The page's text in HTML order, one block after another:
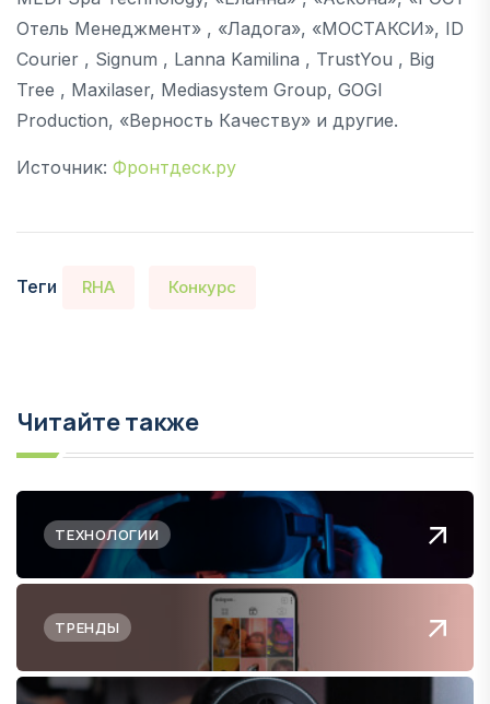
Отель Менеджмент» , «Ладога», «МОСТАКСИ», ID
Courier , Signum , Lanna Kamilina , TrustYou , Big
Tree , Maxilaser, Mediasystem Group, GOGI
Production, «Верность Качеству» и другие.
Источник: Фронтдеск.ру
Теги RHA Конкурс
Читайте также
ТЕХНОЛОГИИ
ТРЕНДЫ